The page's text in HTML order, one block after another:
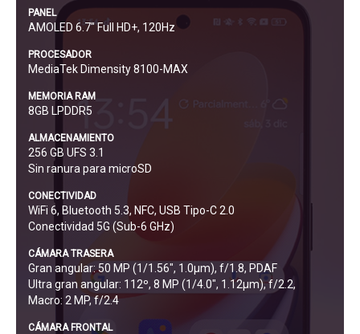
PANEL
AMOLED 6.7" Full HD+, 120Hz
PROCESADOR
MediaTek Dimensity 8100-MAX
MEMORIA RAM
8GB LPDDR5
ALMACENAMIENTO
256 GB UFS 3.1
Sin ranura para microSD
CONECTIVIDAD
WiFi 6, Bluetooth 5.3, NFC, USB Tipo-C 2.0
Conectividad 5G (Sub-6 GHz)
CÁMARA TRASERA
Gran angular: 50 MP (1/1.56", 1.0µm), f/1.8, PDAF
Ultra gran angular: 112º, 8 MP (1/4.0", 1.12µm), f/2.2,
Macro: 2 MP, f/2.4
CÁMARA FRONTAL